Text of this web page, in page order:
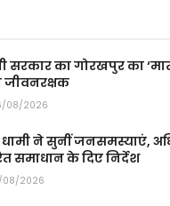
सरकार का गोरखपुर का
जीवनरक्षक
08/2026
धामी ने सुनीं जनसमस्याएं,
समाधान के दिए निर्देश
08/2026